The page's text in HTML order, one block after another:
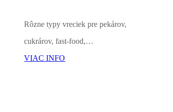
Rôzne typy vreciek pre pekárov,
cukrárov, fast-food,…
VIAC INFO